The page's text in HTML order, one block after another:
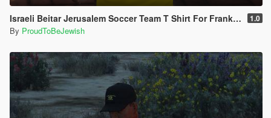
Israeli Beitar Jerusalem Soccer Team T Shirt For Franklin 1.0
By ProudToBeJewish